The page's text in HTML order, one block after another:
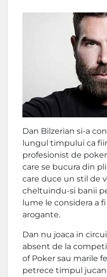
Dan Bilzerian si-a
lungul timpului ca
profesionist de
care se bucura din
care duce un stil de
cheltuindu-si banii
lume le considera a
arogante.
Dan nu joaca in
absent de la
of Poker sau marile
petrece timpul